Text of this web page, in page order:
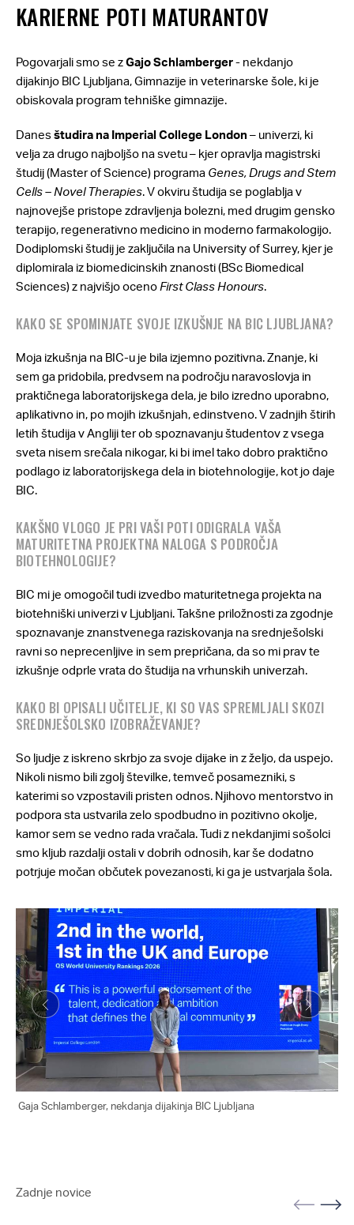
KARIERNE POTI MATURANTOV
Pogovarjali smo se zGajo Schlamberger- nekdanjo
dijakinjo BIC Ljubljana, Gimnazije in veterinarske šole, ki je
obiskovala program tehniške gimnazije.
Danesštudira na Imperial College London – univerzi, ki
velja za drugo najboljšo na svetu – kjer opravlja magistrski
študij (Master of Science) programa Genes, Drugs and Stem
Cells – Novel Therapies. V okviru študija se poglablja v
najnovejše pristope zdravljenja bolezni, med drugim gensko
terapijo, regenerativno medicino in moderno farmakologijo.
Dodiplomski študij je zaključila na University of Surrey, kjer je
diplomirala iz biomedicinskih znanosti (BSc Biomedical
Sciences) z najvišjo ocenoFirst Class Honours.
KAKO SE SPOMINJATE SVOJE IZKUŠNJE NA BIC LJUBLJANA?
Moja izkušnja na BIC-u je bila izjemno pozitivna. Znanje, ki
sem ga pridobila, predvsem na področju naravoslovja in
praktičnega laboratorijskega dela, je bilo izredno uporabno,
aplikativno in, po mojih izkušnjah, edinstveno. V zadnjih štirih
letih študija v Angliji ter ob spoznavanju študentov z vsega
sveta nisem srečala nikogar, ki bi imel tako dobro praktično
podlago iz laboratorijskega dela in biotehnologije, kot jo daje
BIC.
KAKŠNO VLOGO JE PRI VAŠI POTI ODIGRALA VAŠA
MATURITETNA PROJEKTNA NALOGA S PODROČJA
BIOTEHNOLOGIJE?
BIC mi je omogočil tudi izvedbo maturitetnega projekta na
biotehniški univerzi v Ljubljani. Takšne priložnosti za zgodnje
spoznavanje znanstvenega raziskovanja na srednješolski
ravni so neprecenljive in sem prepričana, da so mi prav te
izkušnje odprle vrata do študija na vrhunskih univerzah.
KAKO BI OPISALI UČITELJE, KI SO VAS SPREMLJALI SKOZI
SREDNJEŠOLSKO IZOBRAŽEVANJE?
So ljudje z iskreno skrbjo za svoje dijake in z željo, da uspejo.
Nikoli nismo bili zgolj številke, temveč posamezniki, s
katerimi so vzpostavili pristen odnos. Njihovo mentorstvo in
podpora sta ustvarila zelo spodbudno in pozitivno okolje,
kamor sem se vedno rada vračala. Tudi z nekdanjimi sošolci
smo kljub razdalji ostali v dobrih odnosih, kar še dodatno
potrjuje močan občutek povezanosti, ki ga je ustvarjala šola.
Gaja Schlamberger, nekdanja dijakinja BIC Ljubljana
Zadnje novice